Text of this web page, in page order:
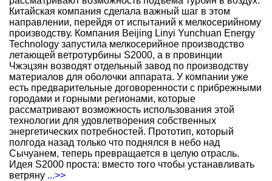
Китайская компания сделала важный шаг в этом
направлении, перейдя от испытаний к мелкосерийному
производству. Компания Beijing Linyi Yunchuan Energy
Technology запустила мелкосерийное производство
летающей ветротурбины S2000, а в провинции
Чжэцзян возводят отдельный завод по производству
материалов для оболочки аппарата. У компании уже
есть предварительные договоренности с прибрежными
городами и горными регионами, которые
рассматривают возможность использования этой
технологии для удовлетворения собственных
энергетических потребностей. Прототип, который
полгода назад только что поднялся в небо над
Сычуанем, теперь превращается в целую отрасль.
Идея S2000 проста: вместо того чтобы устанавливать
ветряну ...>>